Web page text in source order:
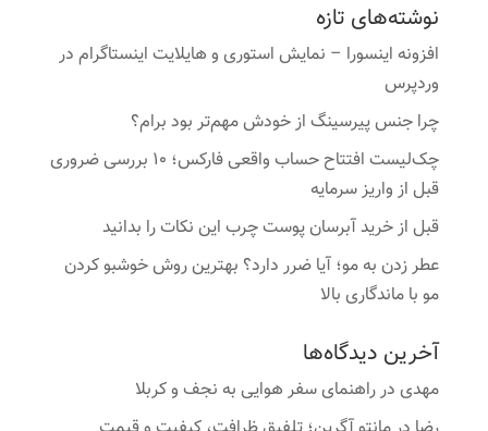
نوشته‌های تازه
افزونه اینسورا – نمایش استوری و هایلایت اینستاگرام در
وردپرس
چرا جنس پیرسینگ از خودش مهم‌تر بود برام؟
چک‌لیست افتتاح حساب واقعی فارکس؛ ۱۰ بررسی ضروری
قبل از واریز سرمایه
قبل از خرید آبرسان پوست چرب این نکات را بدانید
عطر زدن به مو؛ آیا ضرر دارد؟ بهترین روش خوشبو کردن
مو با ماندگاری بالا
آخرین دیدگاه‌ها
مهدیدرراهنمای سفر هوایی به نجف و کربلا